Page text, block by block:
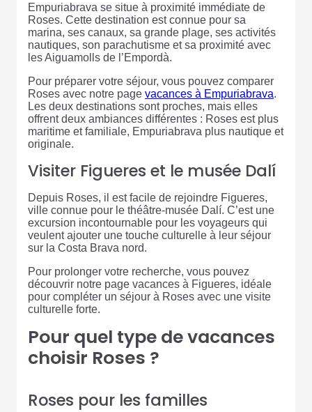
Empuriabrava se situe à proximité immédiate de
Roses. Cette destination est connue pour sa
marina, ses canaux, sa grande plage, ses activités
nautiques, son parachutisme et sa proximité avec
les Aiguamolls de l’Empordà.
Pour préparer votre séjour, vous pouvez comparer
Roses avec notre page vacances à Empuriabrava.
Les deux destinations sont proches, mais elles
offrent deux ambiances différentes : Roses est plus
maritime et familiale, Empuriabrava plus nautique et
originale.
Visiter Figueres et le musée Dalí
Depuis Roses, il est facile de rejoindre Figueres,
ville connue pour le théâtre-musée Dalí. C’est une
excursion incontournable pour les voyageurs qui
veulent ajouter une touche culturelle à leur séjour
sur la Costa Brava nord.
Pour prolonger votre recherche, vous pouvez
découvrir notre page vacances à Figueres, idéale
pour compléter un séjour à Roses avec une visite
culturelle forte.
Pour quel type de vacances
choisir Roses ?
Roses pour les familles